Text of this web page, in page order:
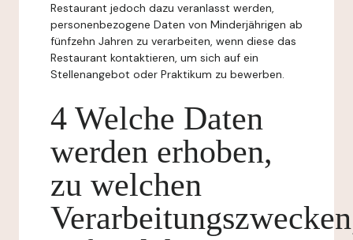
Restaurant jedoch dazu veranlasst werden,
personenbezogene Daten von Minderjährigen ab
fünfzehn Jahren zu verarbeiten, wenn diese das
Restaurant kontaktieren, um sich auf ein
Stellenangebot oder Praktikum zu bewerben.
4 Welche Daten
werden erhoben,
zu welchen